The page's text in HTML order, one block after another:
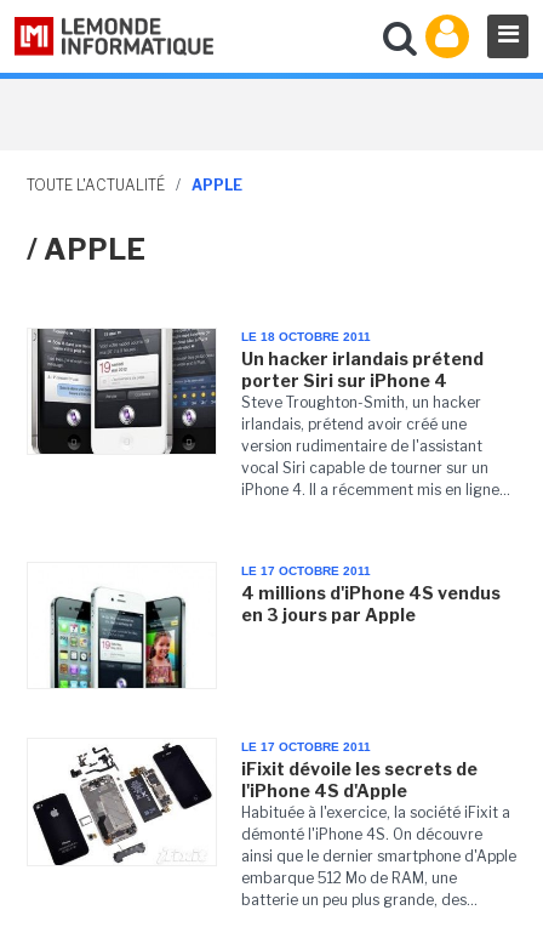
TOUTE L'ACTUALITÉ / APPLE
/ APPLE
LE 18 OCTOBRE 2011
Un hacker irlandais prétend
porter Siri sur iPhone 4
Steve Troughton-Smith, un hacker
irlandais, prétend avoir créé une
version rudimentaire de l'assistant
vocal Siri capable de tourner sur un
iPhone 4. Il a récemment mis en ligne...
LE 17 OCTOBRE 2011
4 millions d'iPhone 4S vendus
en 3 jours par Apple
LE 17 OCTOBRE 2011
iFixit dévoile les secrets de
l'iPhone 4S d'Apple
Habituée à l'exercice, la société iFixit a
démonté l'iPhone 4S. On découvre
ainsi que le dernier smartphone d'Apple
embarque 512 Mo de RAM, une
batterie un peu plus grande, des...